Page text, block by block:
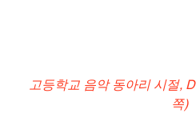
고등학교 음악 동아리 시절,
쪽)